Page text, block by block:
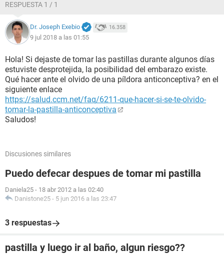
RESPUESTA 1 / 1
Dr. Joseph Exebio 16.358
9 jul 2018 a las 01:55
Hola! Si dejaste de tomar las pastillas durante algunos días
estuviste desprotejida, la posibilidad del embarazo existe.
Qué hacer ante el olvido de una píldora anticonceptiva? en el
siguiente enlace
https://salud.ccm.net/faq/6211-que-hacer-si-se-te-olvido-
tomar-la-pastilla-anticonceptiva
Saludos!
Discusiones similares
Puedo defecar despues de tomar mi pastilla
Daniela25 - 18 abr 2012 a las 02:40
Danistone25 - 5 jun 2016 a las 23:47
3 respuestas
pastilla y luego ir al baño, algun riesgo??